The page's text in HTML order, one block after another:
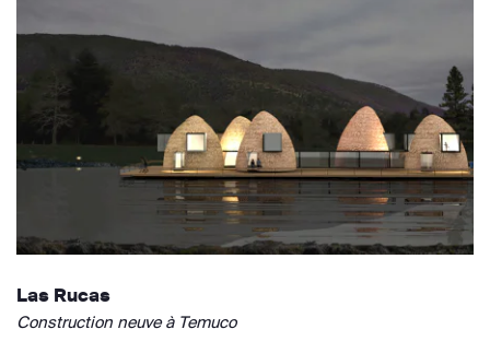
Las Rucas
Construction neuve à Temuco